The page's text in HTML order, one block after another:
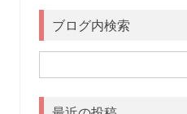
ブログ内検索
索: